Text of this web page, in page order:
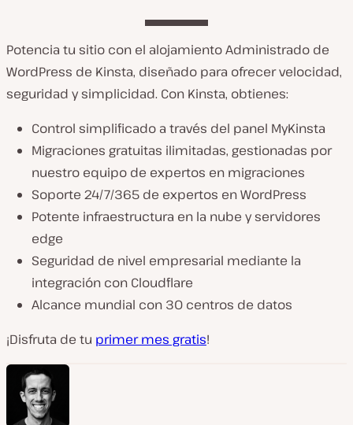
Potencia tu sitio con el alojamiento Administrado de
WordPress de Kinsta, diseñado para ofrecer velocidad,
seguridad y simplicidad. Con Kinsta, obtienes:
Control simplificado a través del panel MyKinsta
Migraciones gratuitas ilimitadas, gestionadas por
nuestro equipo de expertos en migraciones
Soporte 24/7/365 de expertos en WordPress
Potente infraestructura en la nube y servidores
edge
Seguridad de nivel empresarial mediante la
integración con Cloudflare
Alcance mundial con 30 centros de datos
¡Disfruta de tu primer mes gratis!